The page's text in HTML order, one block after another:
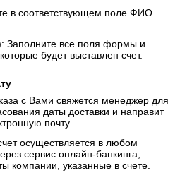
в соответствующем поле ФИО
все поля формы и
будет выставлен счет.
с Вами свяжется менеджер для
даты доставки и направит
почту.
осуществляется в любом
сервис онлайн-банкинга,
компании, указанные в счете.